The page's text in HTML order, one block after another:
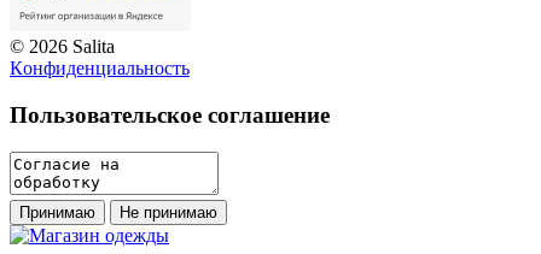
© 2026 Salita
Кoнфидeнциaльнoсть
Пользовательское соглашение
Принимаю Не принимаю